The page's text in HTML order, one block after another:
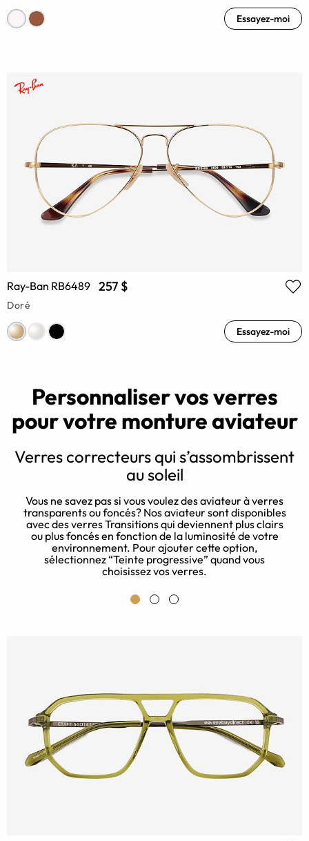
Essayez-moi
Ray-Ban RB6489 257 $
Doré
Essayez-moi
Personnaliser vos verres
pour votre monture aviateur
Verres correcteurs qui s’assombrissent
au soleil
Vous ne savez pas si vous voulez des aviateur à verres
transparents ou foncés? Nos aviateur sont disponibles
avec des verres Transitions qui deviennent plus clairs
ou plus foncés en fonction de la luminosité de votre
environnement. Pour ajouter cette option,
sélectionnez “Teinte progressive” quand vous
choisissez vos verres.